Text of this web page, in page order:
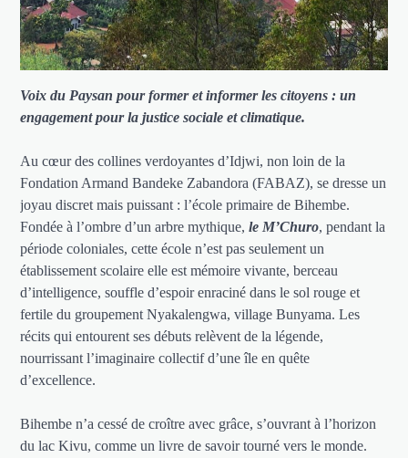
Voix du Paysan pour former et informer les citoyens : un
engagement pour la justice sociale et climatique.
Au cœur des collines verdoyantes d’Idjwi, non loin de la
Fondation Armand Bandeke Zabandora (FABAZ), se dresse un
joyau discret mais puissant : l’école primaire de Bihembe.
Fondée à l’ombre d’un arbre mythique,le M’Churo, pendant la
période coloniales, cette école n’est pas seulement un
établissement scolaire elle est mémoire vivante, berceau
d’intelligence, souffle d’espoir enraciné dans le sol rouge et
fertile du groupement Nyakalengwa, village Bunyama. Les
récits qui entourent ses débuts relèvent de la légende,
nourrissant l’imaginaire collectif d’une île en quête
d’excellence.
Bihembe n’a cessé de croître avec grâce, s’ouvrant à l’horizon
du lac Kivu, comme un livre de savoir tourné vers le monde.